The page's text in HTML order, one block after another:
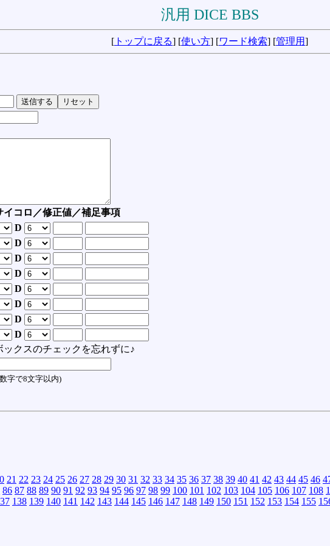
汎用 DICE BBS
[ トップに戻る] [使い方] [ワード検索] [管理用]
コロ／修正値／補足事項
D
D
D
D
D
D
D
D
クスのチェックを忘れずに♪
字で8文字以内)
21 22 23 24 25 26 27 28 29 30 31 32 33 34 35 36 37 38 39 40 41 42 43 44 45 46
86 87 88 89 90 91 92 93 94 95 96 97 98 99 100 101 102 103 104 105 106 107 108
138 139 140 141 142 143 144 145 146 147 148 149 150 151 152 153 154 155